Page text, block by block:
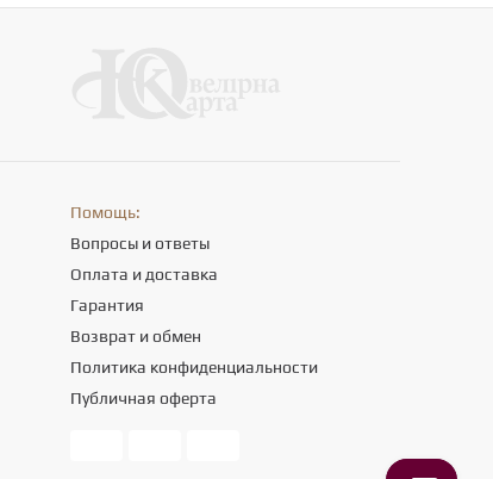
Помощь:
Вопросы и ответы
Оплата и доставка
Гарантия
Возврат и обмен
Политика конфиденциальности
Публичная оферта